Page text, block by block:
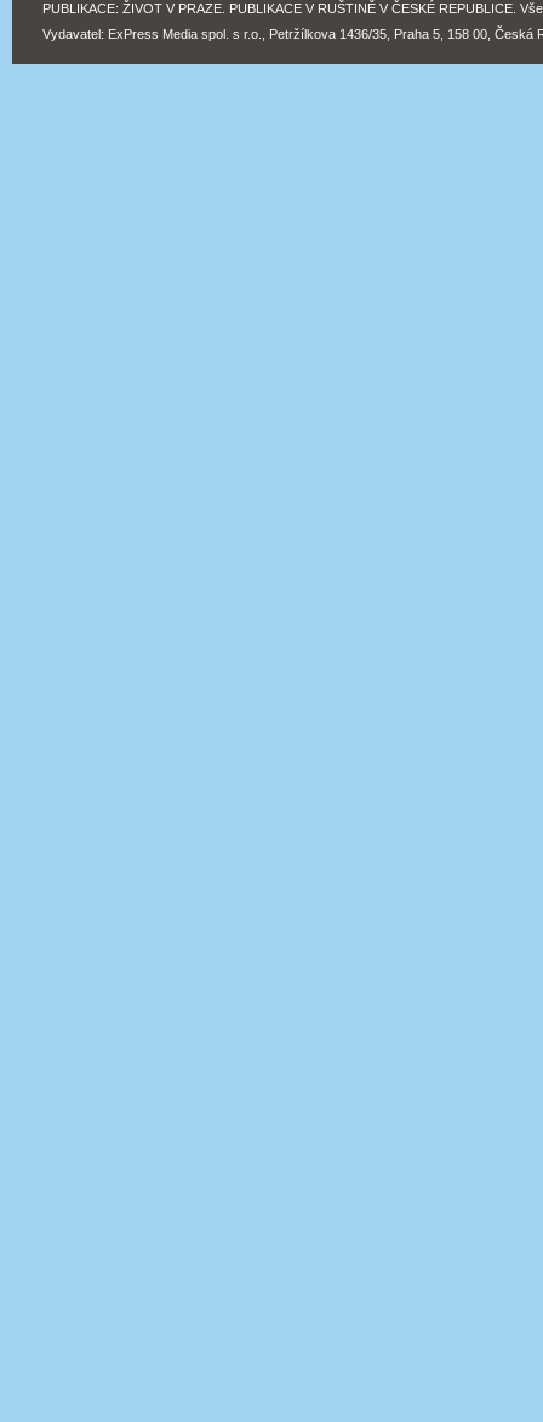
PUBLIKACE: ŽIVOT V PRAZE. PUBLIKACE V RUŠTINĚ V ČESKÉ REPUBLICE.
Vydavatel: ExPress Media spol. s r.o., Petržílkova 1436/35, Praha 5, 158 00,